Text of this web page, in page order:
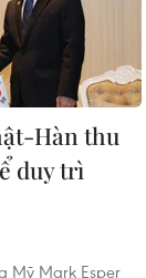
Hàn thu
duy trì
Mỹ Mark Esper